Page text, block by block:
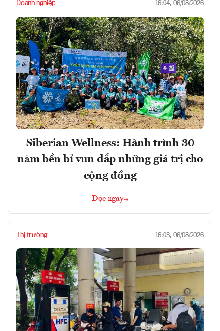
Doanh nghiệp 16:04, 06/08/2026
Siberian Wellness: Hành trình 30
năm bền bỉ vun đắp những giá trị cho
cộng đồng
Đọc ngay
Thị trường 16:03, 06/08/2026